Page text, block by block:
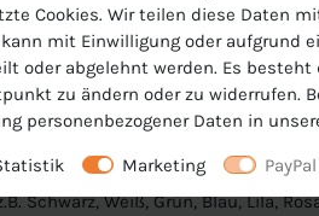
aus recyceltem Polyester
Schwarz, Weiß, Grün, Blau, Lila,
Cookies. Wir teilen diese Daten
mit Einwilligung oder aufgrund
oder abgelehnt werden. Es
zu ändern oder zu widerrufen.
personenbezogener Daten in
Marketing PayPal